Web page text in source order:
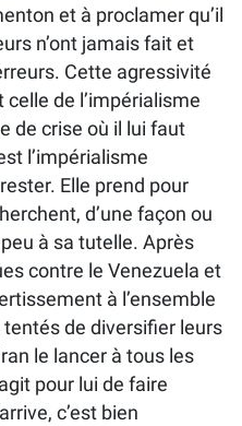
et à proclamer qu’il
n’ont jamais fait et
Cette agressivité
de l’impérialisme
de crise où il lui faut
l’impérialisme
Elle prend pour
d’une façon ou
à sa tutelle. Après
contre le Venezuela et
à l’ensemble
tentés de diversifier leurs
le lancer à tous les
pour lui de faire
c’est bien